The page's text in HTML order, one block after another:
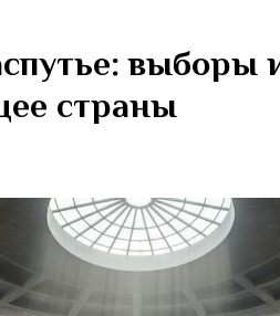
выборы
страны